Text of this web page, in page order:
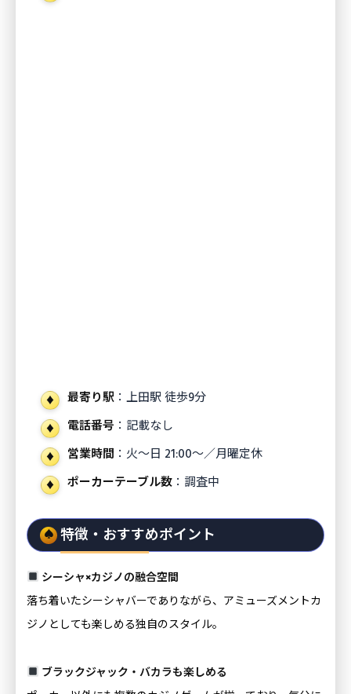
最寄り駅 ：上田駅 徒歩9分
電話番号 ：記載なし
営業時間 ：火〜日 21:00〜／月曜定休
ポーカーテーブル数 ：調査中
特徴・おすすめポイント
シーシャ×カジノの融合空間
落ち着いたシーシャバーでありながら、アミューズメントカ
ジノとしても楽しめる独自のスタイル。
ブラックジャック・バカラも楽しめる